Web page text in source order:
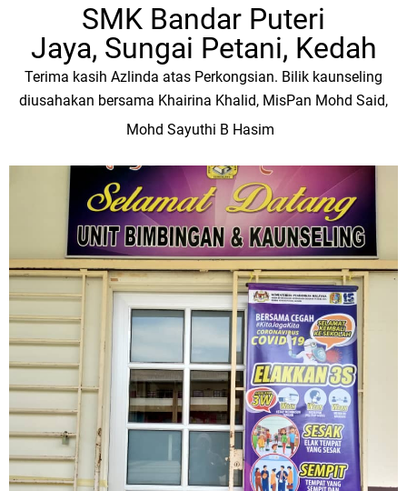
SMK Bandar Puteri
Jaya, Sungai Petani, Kedah
Terima kasih Azlinda atas Perkongsian. Bilik kaunseling
diusahakan bersama Khairina Khalid, MisPan Mohd Said,
Mohd Sayuthi B Hasim